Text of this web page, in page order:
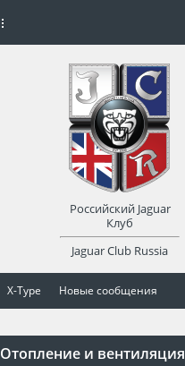
X-Type Новые сообщения
Отопление и вентиляция
Российский Jaguar
Клуб
Jaguar Club Russia